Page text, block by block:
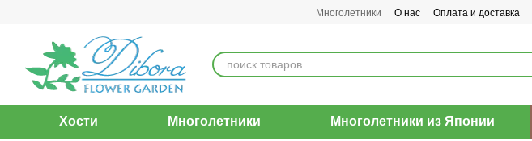
Многолетники О нас Оплата и доставка
Хости Многолетники Многолетники из Японии